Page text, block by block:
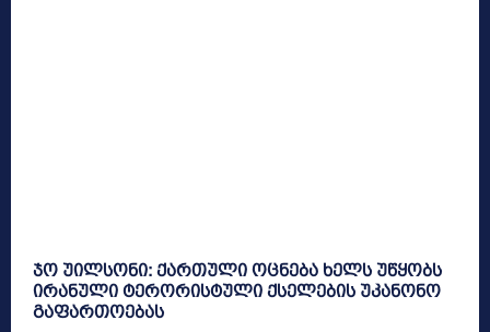
ჯო უილსონი: ქართული ოცნება ხელს უწყობს
ირანული ტერორისტული ქსელების უკანონო
გაფართოებას